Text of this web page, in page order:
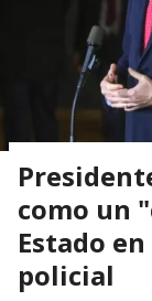
como un
Estado
policial